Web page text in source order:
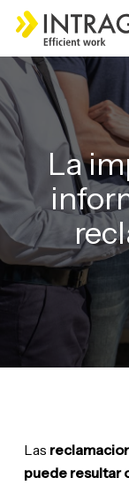
Skip
main
content
La
Las
puede resultar